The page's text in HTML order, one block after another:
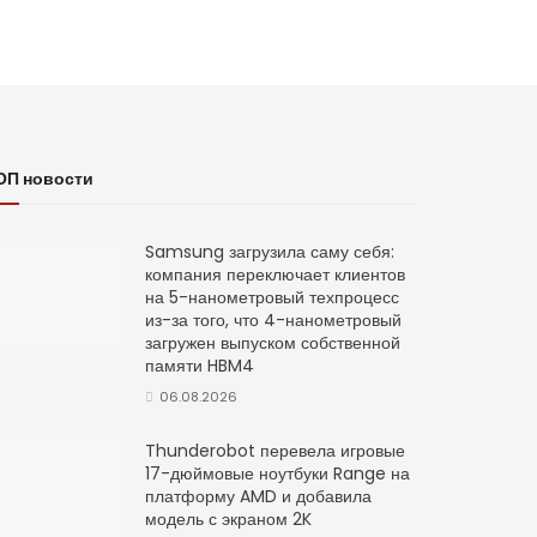
новости
Samsung загрузила саму себя:
компания переключает клиентов
на 5-нанометровый техпроцесс
из-за того, что 4-нанометровый
загружен выпуском собственной
памяти HBM4
06.08.2026
Thunderobot перевела игровые
17-дюймовые ноутбуки Range на
платформу AMD и добавила
модель с экраном 2K